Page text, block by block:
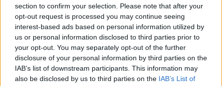
section to confirm your selection. Please note that after your
opt-out request is processed you may continue seeing
interest-based ads based on personal information utilized by
us or personal information disclosed to third parties prior to
your opt-out. You may separately opt-out of the further
disclosure of your personal information by third parties on the
IAB’s list of downstream participants. This information may
also be disclosed by us to third parties on the IAB’s List of